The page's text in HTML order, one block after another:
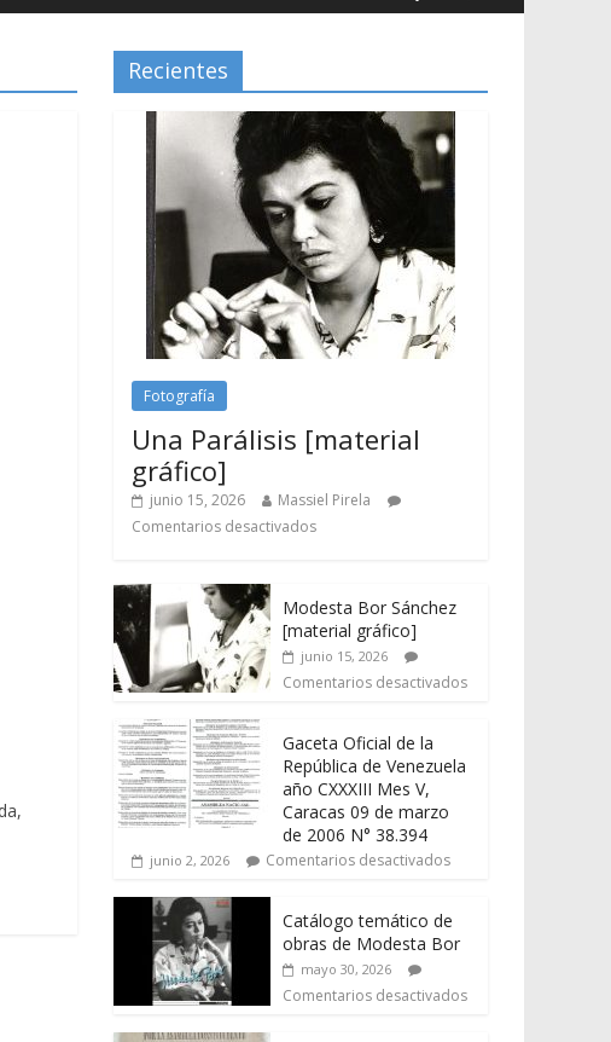
Recientes
Fotografía
Una Parálisis [material
gráfico]
junio 15, 2026
Massiel Pirela
Comentarios desactivados
Modesta Bor Sánchez
[material gráfico]
junio 15, 2026
Comentarios desactivados
Gaceta Oficial de la
República de Venezuela
año CXXXIII Mes V,
Caracas 09 de marzo
de 2006 N° 38.394
junio 2, 2026 Comentarios desactivados
Catálogo temático de
obras de Modesta Bor
mayo 30, 2026
Comentarios desactivados